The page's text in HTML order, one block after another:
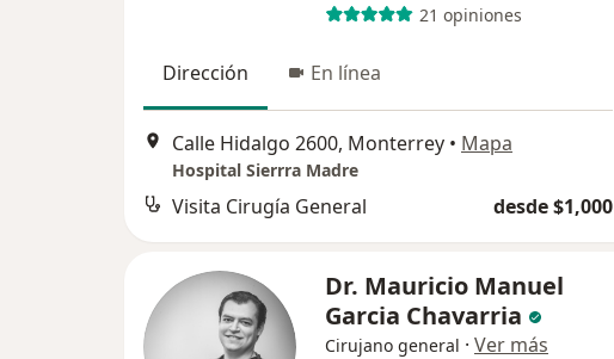
21 opiniones
Dirección En línea
Calle Hidalgo 2600, Monterrey • Mapa
Hospital Sierrra Madre
Visita Cirugía General desde $1,000
Dr. Mauricio Manuel
Garcia Chavarria
Cirujano general · Ver más